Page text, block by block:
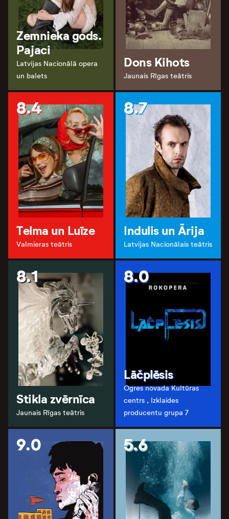
Zemnieka gods.
Pajaci
Latvijas Nacionālā opera
un balets
Dons Kihots
Jaunais Rīgas teātris
8.4
Telma un Luīze
Valmieras teātris
8.7
Indulis un Ārija
Latvijas Nacionālais teātris
8.1
Stikla zvērnīca
Jaunais Rīgas teātris
8.0
Lāčplēsis
Ogres novada Kultūras
centrs , Izklaides
producentu grupa 7
9.0 5.6